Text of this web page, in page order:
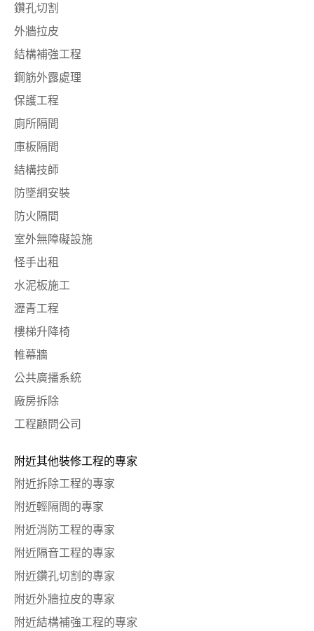
鑽孔切割
外牆拉皮
結構補強工程
鋼筋外露處理
保護工程
廁所隔間
庫板隔間
結構技師
防墜網安裝
防火隔間
室外無障礙設施
怪手出租
水泥板施工
瀝青工程
樓梯升降椅
帷幕牆
公共廣播系統
廠房拆除
工程顧問公司
附近其他裝修工程的專家
附近拆除工程的專家
附近輕隔間的專家
附近消防工程的專家
附近隔音工程的專家
附近鑽孔切割的專家
附近外牆拉皮的專家
附近結構補強工程的專家